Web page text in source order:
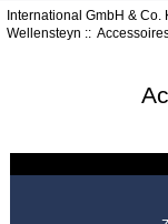
International GmbH & Co.
Wellensteyn ::